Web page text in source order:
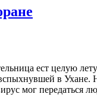
ест целую
в
мог